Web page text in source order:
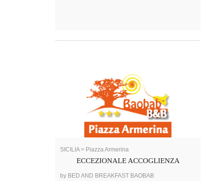
SICILIA > Piazza Armerina
ECCEZIONALE ACCOGLIENZA
by BED AND BREAKFAST BAOBAB